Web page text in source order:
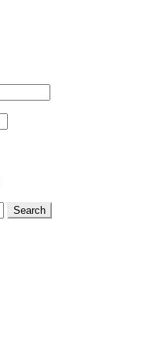
Search